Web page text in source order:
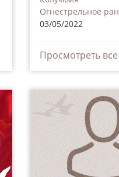
Огнестрельное
03/05/2022